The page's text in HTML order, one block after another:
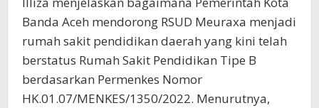
Banda Aceh mendorong RSUD Meuraxa menjadi
rumah sakit pendidikan daerah yang kini telah
berstatus Rumah Sakit Pendidikan Tipe B
berdasarkan Permenkes Nomor
HK.01.07/MENKES/1350/2022. Menurutnya,